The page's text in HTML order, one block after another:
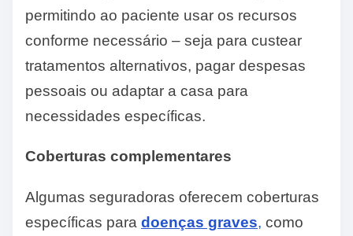
permitindo ao paciente usar os recursos
conforme necessário – seja para custear
tratamentos alternativos, pagar despesas
pessoais ou adaptar a casa para
necessidades específicas.
Coberturas complementares
Algumas seguradoras oferecem coberturas
específicas para doenças graves, como